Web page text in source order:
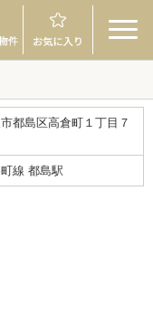
都島区高倉町１丁目７
線 都島駅